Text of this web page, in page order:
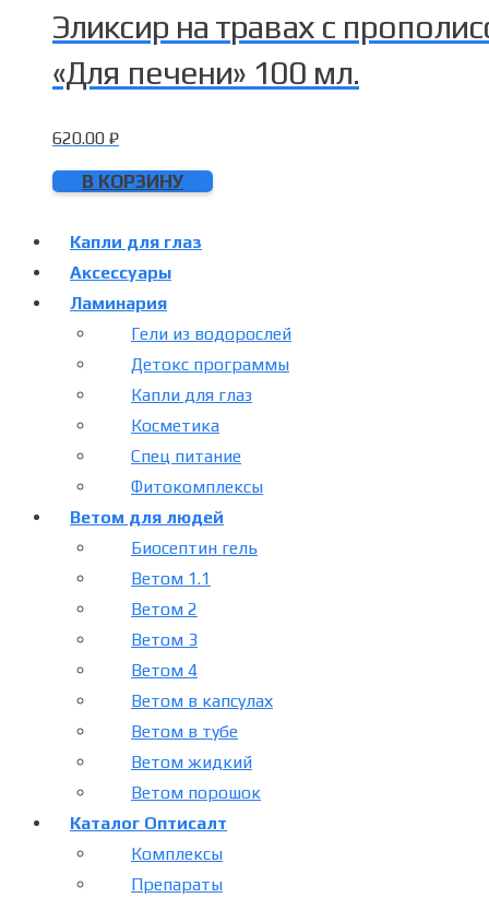
Эликсир на травах с
«Для печени» 100 мл.
620.00 ₽
В КОРЗИНУ
Капли для глаз
Аксессуары
Ламинария
Гели из водорослей
Детокс программы
Капли для глаз
Косметика
Спец питание
Фитокомплексы
Ветом для людей
Биосептин гель
Ветом 1.1
Ветом 2
Ветом 3
Ветом 4
Ветом в капсулах
Ветом в тубе
Ветом жидкий
Ветом порошок
Каталог Оптисалт
Комплексы
Препараты